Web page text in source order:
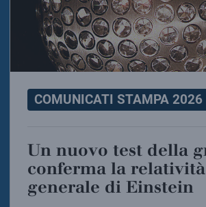
COMUNICATI STAMPA 2026
Un nuovo test della gravità
conferma la relatività
generale di Einstein